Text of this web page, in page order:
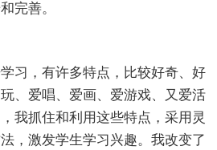
完善。
，有许多特点，比较好奇、好
、爱唱、爱画、爱游戏、又爱活
我抓住和利用这些特点，采用灵
，激发学生学习兴趣。我改变了